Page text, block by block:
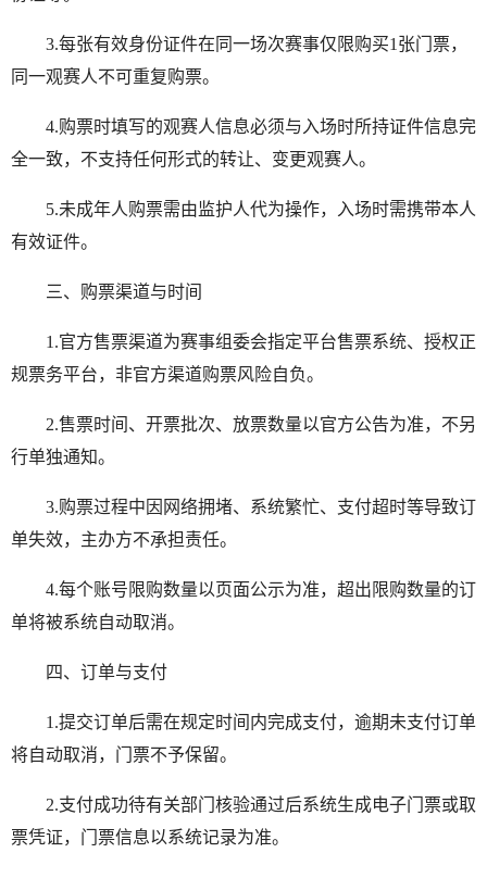
3.每张有效身份证件在同一场次赛事仅限购买1张门票，
同一观赛人不可重复购票。
4.购票时填写的观赛人信息必须与入场时所持证件信息完
全一致，不支持任何形式的转让、变更观赛人。
5.未成年人购票需由监护人代为操作，入场时需携带本人
有效证件。
三、购票渠道与时间
1.官方售票渠道为赛事组委会指定平台售票系统、授权正
规票务平台，非官方渠道购票风险自负。
2.售票时间、开票批次、放票数量以官方公告为准，不另
行单独通知。
3.购票过程中因网络拥堵、系统繁忙、支付超时等导致订
单失效，主办方不承担责任。
4.每个账号限购数量以页面公示为准，超出限购数量的订
单将被系统自动取消。
四、订单与支付
1.提交订单后需在规定时间内完成支付，逾期未支付订单
将自动取消，门票不予保留。
2.支付成功待有关部门核验通过后系统生成电子门票或取
票凭证，门票信息以系统记录为准。